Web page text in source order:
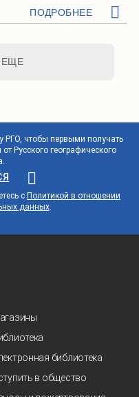
ПОДРОБНЕЕ
ЕЩЕ
РГО, чтобы первыми получать
Русского географического
с Политикой в отношении
данных.
библиотека
в общество